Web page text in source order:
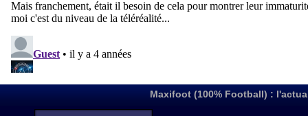
Maxifoot (100% Football) :